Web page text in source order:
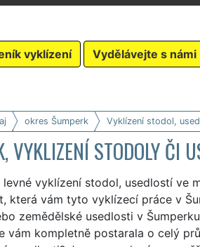
vyklízení Vydělávejte s námi
okres Šumperk Vyklízení stodol,
VYKLIZENÍ STODOLY ČI
levné vyklízení stodol, usedlostí ve
která vám tyto vyklízecí práce v
zemědělské usedlosti v
vám kompletně postarala o celý